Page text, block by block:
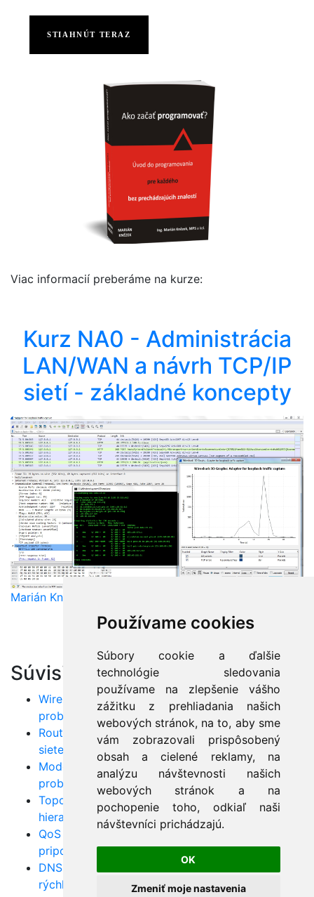
Používame cookies
Súbory cookie a ďalšie
technológie sledovania
používame na zlepšenie vášho
zážitku z prehliadania našich
webových stránok, na to, aby sme
vám zobrazovali prispôsobený
obsah a cielené reklamy, na
analýzu návštevnosti našich
webových stránok a na
pochopenie toho, odkiaľ naši
návštevníci prichádzajú.
OK
Zmeniť moje nastavenia
STIAHNÚT TERAZ
Viac informacií preberáme na kurze:
Kurz NA0 - Administrácia
LAN/WAN a návrh TCP/IP
sietí - základné koncepty
Marián Knězek
Súvisiace články:
Wireshark: Nástroj na profesionálne odhaľovanie
problémov v LAN/WAN
Router a firewall: Základy bezpečnej a spoľahlivej
siete pre menšie firmy
Model OSI: Kľúč k efektívnemu riešeniu sieťových
problémov
Topológia siete: Kedy zvoliť hviezdicovú, kedy
hierarchickú a kedy mesh?
QoS v praxi: Zaručte si stabilné a rýchle sieťové
pripojenie
DNS problémy: Skryté riziko, ktoré ovplyvňuje
rýchlosť a dostupnosť vašich služieb